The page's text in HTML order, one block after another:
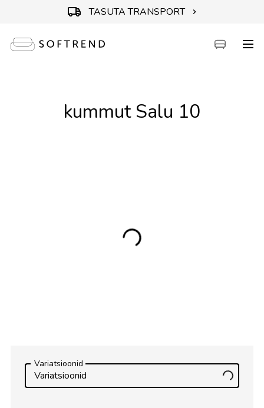
TASUTA TRANSPORT
kummut Salu 10
Variatsioonid
Variatsioonid